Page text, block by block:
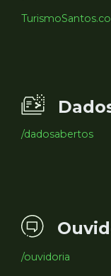
/dadosabertos
/ouvidoria